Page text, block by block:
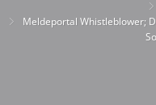
Meldeportal Whistleblower;